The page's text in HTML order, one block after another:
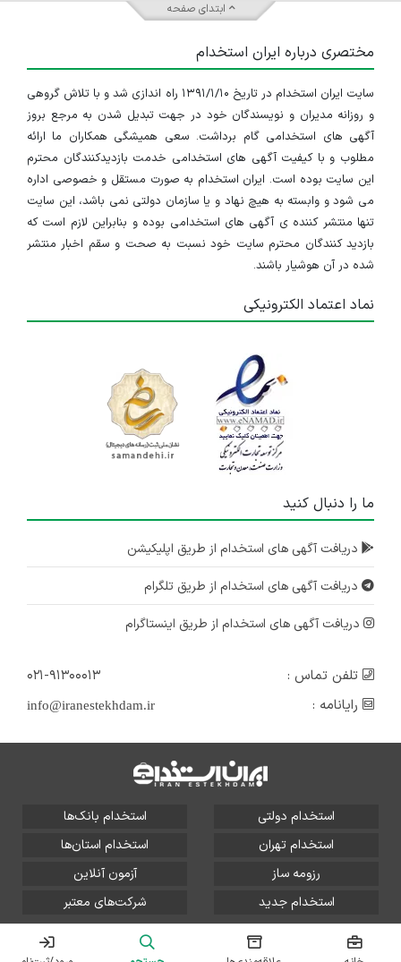
ابتدای صفحه
مختصری درباره ایران استخدام
سایت ایران استخدام در تاریخ ۱۳۹۱/۱/۱۰ راه اندازی شد و با تلاش گروهی
و روزانه مدیران و نویسندگان خود در جهت تبدیل شدن به مرجع بروز
آگهی های استخدامی گام برداشت. سعی همیشگی همکاران ما ارائه
مطلوب و با کیفیت آگهی های استخدامی خدمت بازدیدکنندگان محترم
این سایت بوده است. ایران استخدام به صورت مستقل و خصوصی اداره
می شود و وابسته به هیچ نهاد و یا سازمان دولتی نمی باشد، این سایت
تنها منتشر کننده ی آگهی های استخدامی بوده و بنابراین لازم است که
بازدید کنندگان محترم سایت خود نسبت به صحت و سقم اخبار منتشر
شده در آن هوشیار باشند.
نماد اعتماد الکترونیکی
ما را دنبال کنید
دریافت آگهی های استخدام از طریق اپلیکیشن
دریافت آگهی های استخدام از طریق تلگرام
دریافت آگهی های استخدام از طریق اینستاگرام
تلفن تماس :
۰۲۱-۹۱۳۰۰۰۱۳
رایانامه :
info@iranestekhdam.ir
استخدام دولتی
استخدام بانک‌ها
استخدام تهران
استخدام استان‌ها
رزومه ساز
آزمون آنلاین
استخدام جدید
شرکت‌های معتبر
تمامی حقوق این سایت برای آلتین سیستم محفوظ است و هر
گونه سوءاستفاده از آن پیگرد قانونی دارد.